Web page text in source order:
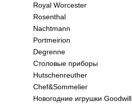
Royal Worcester
Rosenthal
Nachtmann
Portmeirion
Degrenne
Столовые приборы
Hutschenreuther
Chef&Sommelier
Новогодние игрушки Goodwill